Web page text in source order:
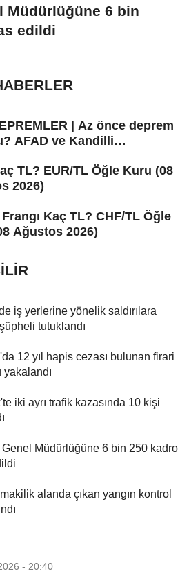
Müdürlüğüne 6 bin
edildi
| Az önce deprem
AFAD ve Kandilli
TL? EUR/TL Öğle Kuru (08
2026)
Kaç TL? CHF/TL Öğle
Ağustos 2026)
iş yerlerine yönelik saldırılara
tutuklandı
12 yıl hapis cezası bulunan firari
yakalandı
iki ayrı trafik kazasında 10 kişi
Müdürlüğüne 6 bin 250 kadro
alanda çıkan yangın kontrol
- 20:40